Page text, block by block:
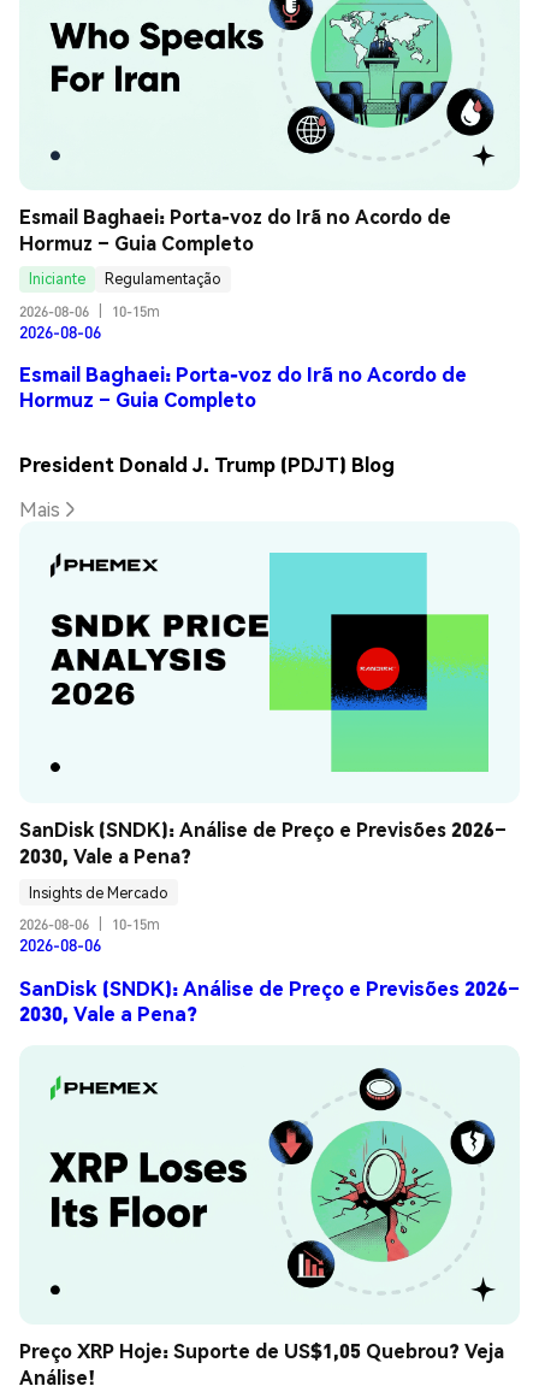
Esmail Baghaei: Porta-voz do Irã no Acordo de
Hormuz – Guia Completo
Iniciante
Regulamentação
2026-08-06
10-15m
2026-08-06
Esmail Baghaei: Porta-voz do Irã no Acordo de
Hormuz – Guia Completo
President Donald J. Trump (PDJT) Blog
Mais
SanDisk (SNDK): Análise de Preço e Previsões 2026–
2030, Vale a Pena?
Insights de Mercado
2026-08-06
10-15m
2026-08-06
SanDisk (SNDK): Análise de Preço e Previsões 2026–
2030, Vale a Pena?
Preço XRP Hoje: Suporte de US$1,05 Quebrou? Veja
Análise!